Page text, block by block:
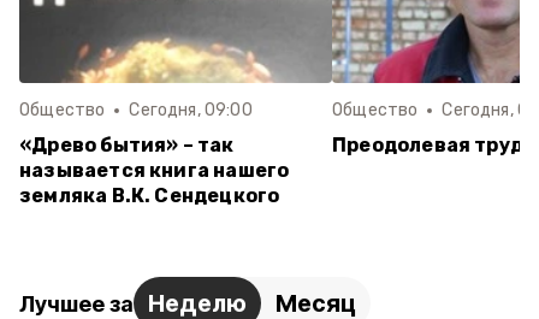
Общество Сегодня, 09:00
«Древо бытия» – так
называется книга нашего
земляка В.К. Сендецкого
Общество Сегодня,
Преодолевая
Лучшее за Неделю Месяц